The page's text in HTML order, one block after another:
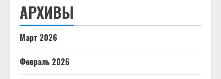
АРХИВЫ
Март 2026
Февраль 2026